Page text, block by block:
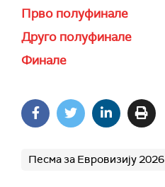
Прво полуфинале
Друго полуфинале
Финале
Песма за Евровизију 2026